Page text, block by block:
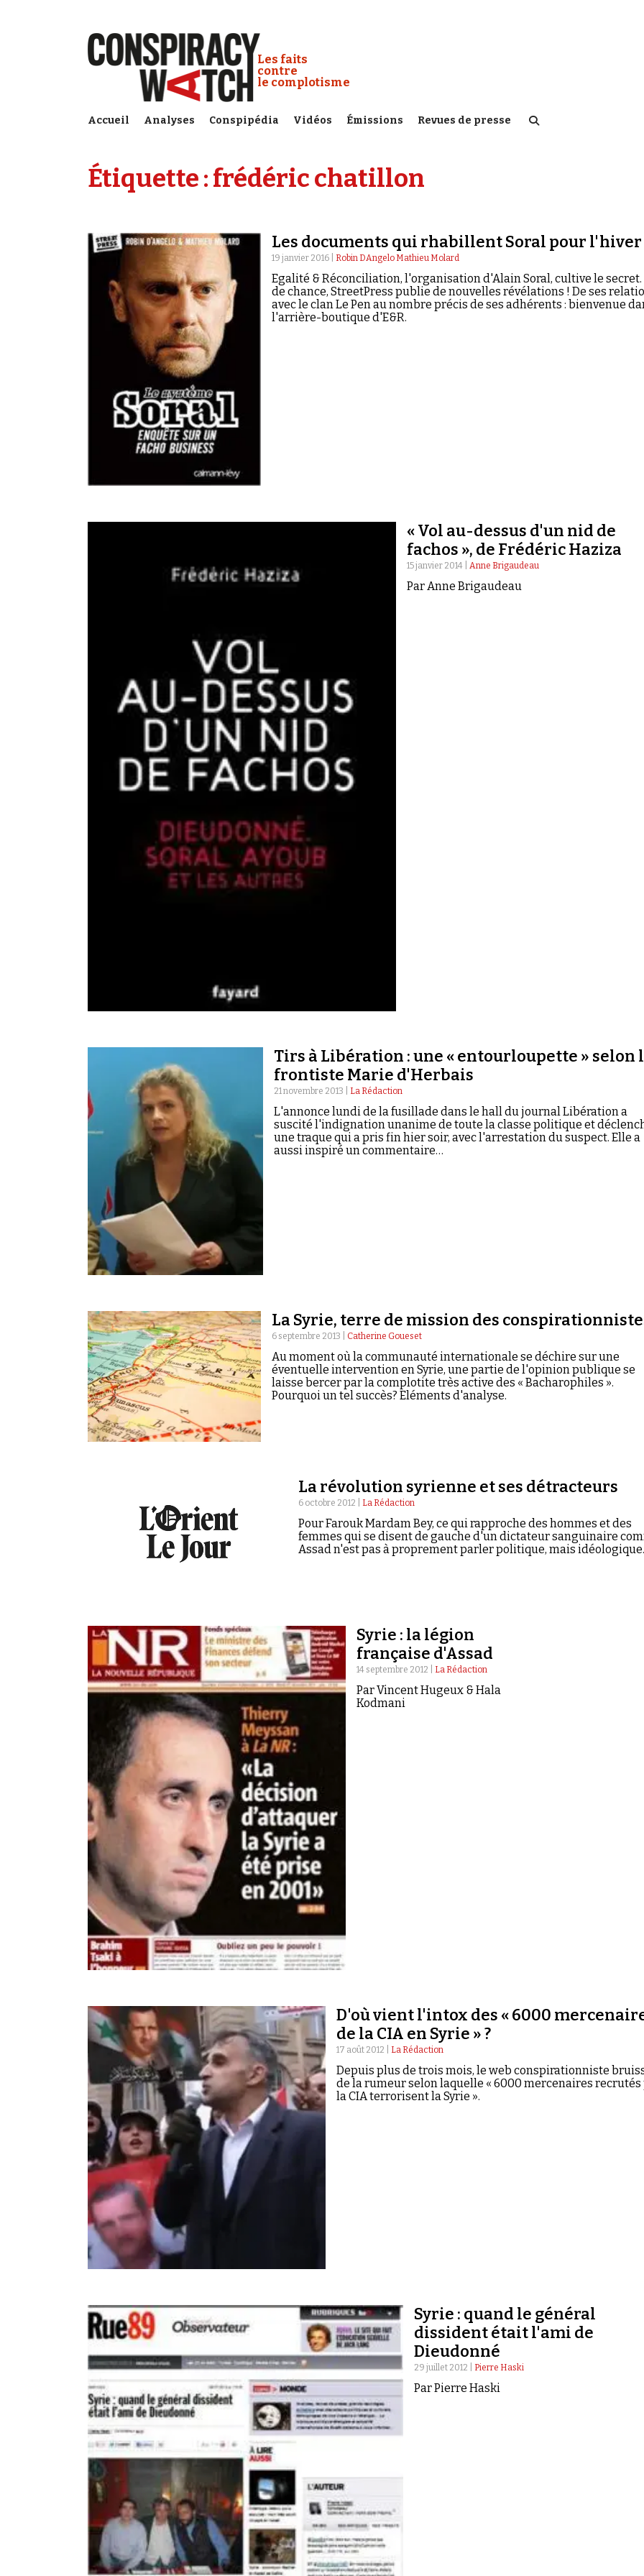
Conspiracy Watch :
Les faits
contre
le complotisme
Accueil Analyses Conspipédia Vidéos Émissions Revues de presse
Étiquette :frédéric chatillon
Les documents qui rhabillent Soral pour l'hiver
19 janvier 2016 | Robin DAngelo Mathieu Molard
Egalité & Réconciliation, l'organisation d'Alain Soral, cultive le secret.
de chance, StreetPress publie de nouvelles révélations ! De ses
avec le clan Le Pen au nombre précis de ses adhérents : bienvenue
l'arrière-boutique d'E&R.
« Vol au-dessus d'un nid de
fachos », de Frédéric Haziza
15 janvier 2014 | Anne Brigaudeau
Par Anne Brigaudeau
Tirs à Libération : une « entourloupette » selon
frontiste Marie d'Herbais
21 novembre 2013 | La Rédaction
L'annonce lundi de la fusillade dans le hall du journal Libération a
suscité l'indignation unanime de toute la classe politique et
une traque qui a pris fin hier soir, avec l'arrestation du suspect. Elle a
aussi inspiré un commentaire…
La Syrie, terre de mission des
6 septembre 2013 | Catherine Goueset
Au moment où la communauté internationale se déchire sur une
éventuelle intervention en Syrie, une partie de l'opinion publique se
laisse bercer par la complotite très active des « Bacharophiles ».
Pourquoi un tel succès? Eléments d'analyse.
La révolution syrienne et ses détracteurs
6 octobre 2012 | La Rédaction
Pour Farouk Mardam Bey, ce qui rapproche des hommes et des
femmes qui se disent de gauche d'un dictateur sanguinaire
Assad n'est pas à proprement parler politique, mais idéologique.
Syrie : la légion
française d'Assad
14 septembre 2012 | La Rédaction
Par Vincent Hugeux & Hala
Kodmani
D'où vient l'intox des « 6000
de la CIA en Syrie‏ » ?
17 août 2012 | La Rédaction
Depuis plus de trois mois, le web conspirationniste
de la rumeur selon laquelle « 6000 mercenaires recrutés
la CIA terrorisent la Syrie ».
Syrie : quand le général
dissident était l'ami de
Dieudonné
29 juillet 2012 | Pierre Haski
Par Pierre Haski